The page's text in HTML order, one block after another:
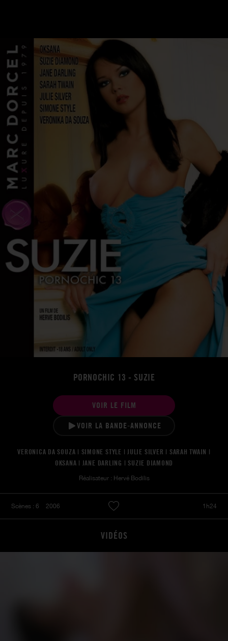
PORNOCHIC 13 - SUZIE
VOIR LE FILM
VOIR LA BANDE-ANNONCE
VERONICA DA SOUZA | SIMONE STYLE | JULIE SILVER | SARAH TWAIN |
OKSANA | JANE DARLING | SUZIE DIAMOND
Réalisateur : Hervé Bodilis
Scènes : 6 2006 1h24
VIDÉOS